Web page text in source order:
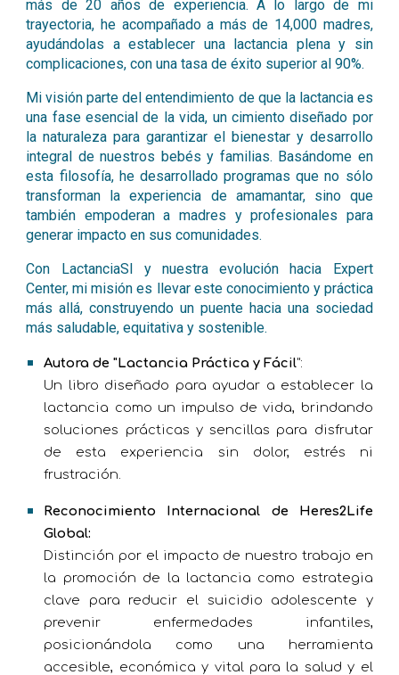
más de 20 años de experiencia. A lo largo de mi
trayectoria, he acompañado a más de 14,000 madres,
ayudándolas a establecer una lactancia plena y sin
complicaciones, con una tasa de éxito superior al 90%.
Mi visión parte del entendimiento de que la lactancia es
una fase esencial de la vida, un cimiento diseñado por
la naturaleza para garantizar el bienestar y desarrollo
integral de nuestros bebés y familias. Basándome en
esta filosofía, he desarrollado programas que no sólo
transforman la experiencia de amamantar, sino que
también empoderan a madres y profesionales para
generar impacto en sus comunidades.
Con LactanciaSI y nuestra evolución hacia Expert
Center, mi misión es llevar este conocimiento y práctica
más allá, construyendo un puente hacia una sociedad
más saludable, equitativa y sostenible.
Autora de "Lactancia Práctica y Fácil":
Un libro diseñado para ayudar a establecer la
lactancia como un impulso de vida, brindando
soluciones prácticas y sencillas para disfrutar
de esta experiencia sin dolor, estrés ni
frustración.
Reconocimiento Internacional de Heres2Life
Global:
Distinción por el impacto de nuestro trabajo en
la promoción de la lactancia como estrategia
clave para reducir el suicidio adolescente y
prevenir enfermedades infantiles,
posicionándola como una herramienta
accesible, económica y vital para la salud y el